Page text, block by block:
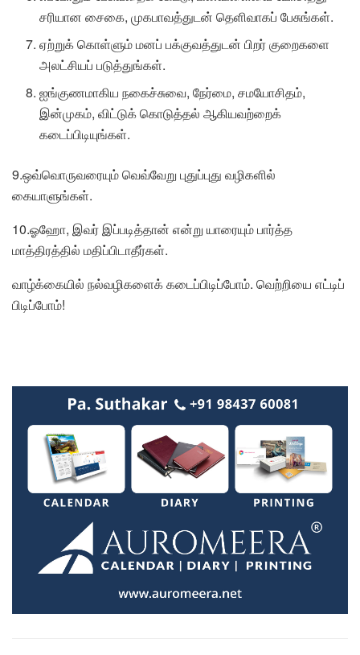
சரியான சைகை, முகபாவத்துடன் தெளிவாகப் பேசுங்கள்.
ஏற்றுக் கொள்ளும் மனப் பக்குவத்துடன் பிறர் குறைகளை
அலட்சியப் படுத்துங்கள்.
ஐங்குணமாகிய நகைச்சுவை, நேர்மை, சமயோசிதம்,
இன்முகம், விட்டுக் கொடுத்தல் ஆகியவற்றைக்
கடைப்பிடியுங்கள்.
9.ஒவ்வொருவரையும் வெவ்வேறு புதுப்புது வழிகளில்
கையாளுங்கள்.
10.ஓஹோ, இவர் இப்படித்தான் என்று யாரையும் பார்த்த
மாத்திரத்தில் மதிப்பிடாதீர்கள்.
வாழ்க்கையில் நல்வழிகளைக் கடைப்பிடிப்போம். வெற்றியை எட்டிப்
பிடிப்போம்!